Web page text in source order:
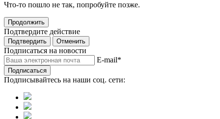
Что-то пошло не так, попробуйте позже.
Продолжить
Подтвердите действие
Подтвердить Отменить
Подписаться на новости
E-mail*
Подписаться
Подписывайтесь на наши соц. сети: